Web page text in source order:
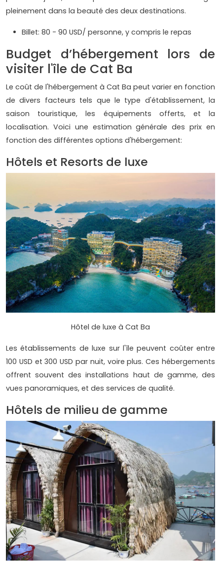
pleinement dans la beauté des deux destinations.
Billet: 80 - 90 USD/ personne, y compris le repas
Budget d’hébergement lors de
visiter l'île de Cat Ba
Le coût de l'hébergement à Cat Ba peut varier en fonction
de divers facteurs tels que le type d'établissement, la
saison touristique, les équipements offerts, et la
localisation. Voici une estimation générale des prix en
fonction des différentes options d'hébergement:
Hôtels et Resorts de luxe
Hôtel de luxe à Cat Ba
Les établissements de luxe sur l'île peuvent coûter entre
100 USD et 300 USD par nuit, voire plus. Ces hébergements
offrent souvent des installations haut de gamme, des
vues panoramiques, et des services de qualité.
Hôtels de milieu de gamme